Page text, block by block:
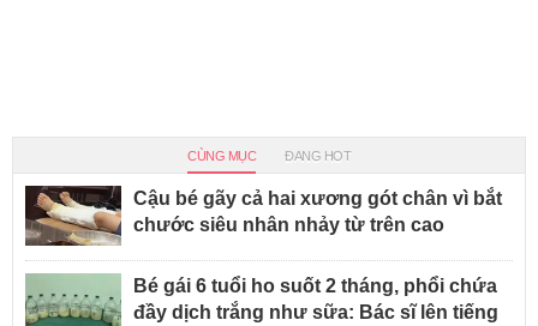
CÙNG MỤC ĐANG HOT
Cậu bé gãy cả hai xương gót chân vì bắt
chước siêu nhân nhảy từ trên cao
Bé gái 6 tuổi ho suốt 2 tháng, phổi chứa
đầy dịch trắng như sữa: Bác sĩ lên tiếng